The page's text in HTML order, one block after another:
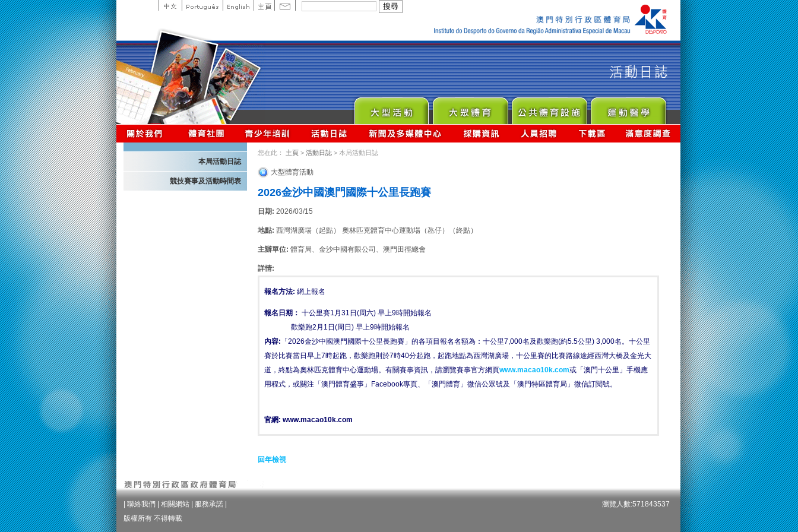
本局活動日誌
競技賽事及活動時間表
您在此： 主頁 > 活動日誌 > 本局活動日誌
大型體育活動
2026金沙中國澳門國際十公里長跑賽
日期: 2026/03/15
地點: 西灣湖廣場（起點） 奧林匹克體育中心運動場（氹仔）（終點）
主辦單位: 體育局、金沙中國有限公司、澳門田徑總會
詳情:
報名方法: 網上報名
報名日期： 十公里賽1月31日(周六) 早上9時開始報名
歡樂跑2月1日(周日) 早上9時開始報名
內容: 「2026金沙中國澳門國際十公里長跑賽」的各項目報名名額為：十公里7,000名及歡樂跑(約5.5公里) 3,000名。十公里
賽於比賽當日早上7時起跑，歡樂跑則於7時40分起跑，起跑地點為西灣湖廣場，十公里賽的比賽路線途經西灣大橋及金光大
道，終點為奧林匹克體育中心運動場。有關賽事資訊，請瀏覽賽事官方網頁www.macao10k.com或「澳門十公里」手機應
用程式，或關注「澳門體育盛事」Facebook專頁、「澳門體育」微信公眾號及「澳門特區體育局」微信訂閱號。
官網: www.macao10k.com
回年檢視
聯絡我們 相關網站 服務承諾
版權所有 不得轉載
瀏覽人數:571843537